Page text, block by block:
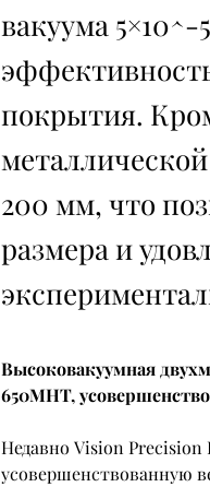
вакуума
покрытия.
200 мм, что
размера и
Высоковакуумная
650MHT,
Недавно Vision
усовершенствованную